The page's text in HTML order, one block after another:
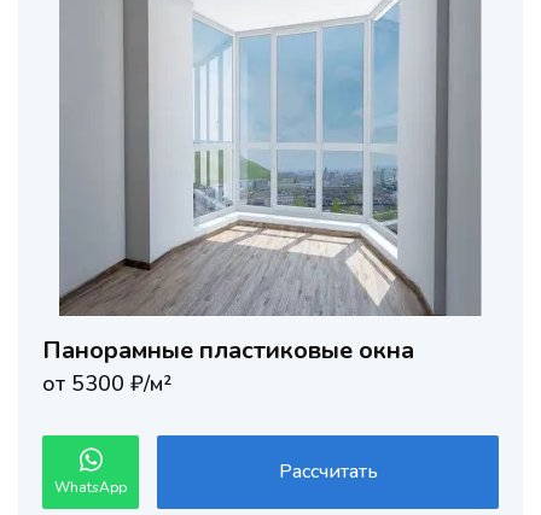
Панорамные пластиковые окна
от 5300 ₽/м²
WhatsApp
Рассчитать